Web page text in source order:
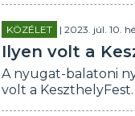
KÖZÉLET | 2023. júl. 10.
Ilyen volt a
A nyugat-balatoni
volt a KeszthelyFest.